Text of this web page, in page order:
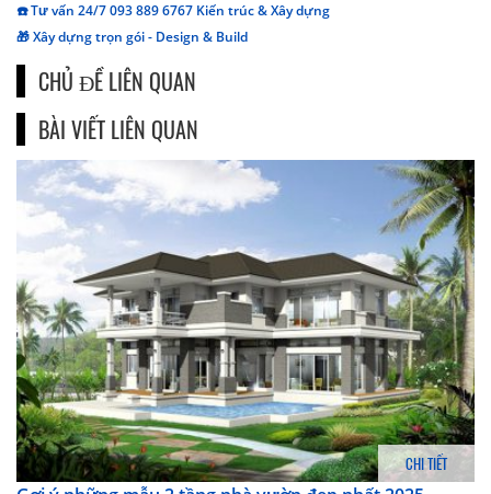
☎️ Tư vấn 24/7 093 889 6767 Kiến trúc & Xây dựng
🎁 Xây dựng trọn gói - Design & Build
CHỦ ĐỀ LIÊN QUAN
BÀI VIẾT LIÊN QUAN
CHI TIẾT